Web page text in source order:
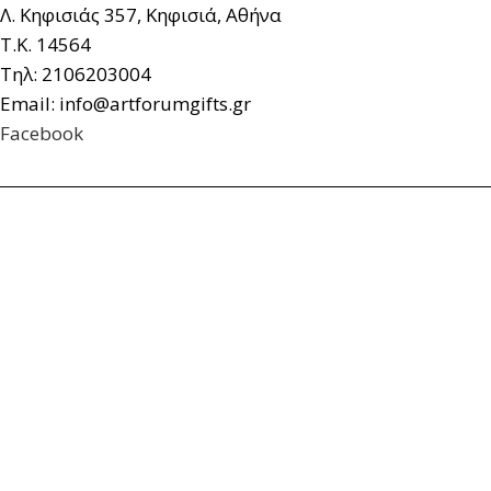
Λ. Κηφισιάς 357, Κηφισιά, Αθήνα
Τ.Κ. 14564
Τηλ: 2106203004
Email: info@artforumgifts.gr
Facebook